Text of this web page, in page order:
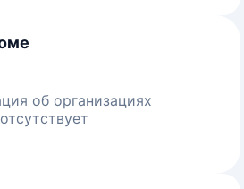
об организациях
отсутствует